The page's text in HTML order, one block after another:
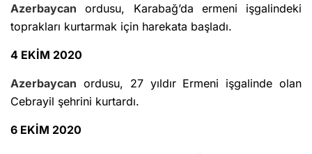
Azerbaycan ordusu, Karabağ’da ermeni işgalindeki
toprakları kurtarmak için harekata başladı.
4 EKİM 2020
Azerbaycan ordusu, 27 yıldır Ermeni işgalinde olan
Cebrayil şehrini kurtardı.
6 EKİM 2020